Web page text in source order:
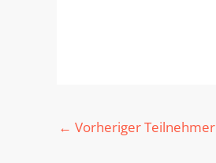
← Vorheriger Teilnehmer